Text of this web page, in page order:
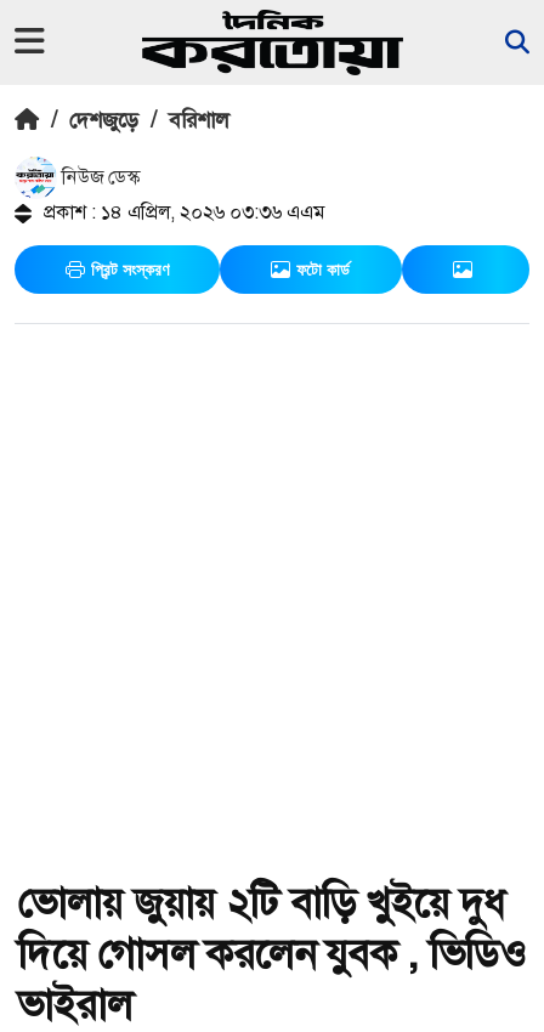
/ দেশজুড়ে / বরিশাল
নিউজ ডেস্ক
প্রকাশ : ১৪ এপ্রিল, ২০২৬ ০৩:৩৬ এএম
প্রিন্ট সংস্করণ ফটো কার্ড
ভোলায় জুয়ায় ২টি বাড়ি খুইয়ে দুধ
দিয়ে গোসল করলেন যুবক , ভিডিও
ভাইরাল